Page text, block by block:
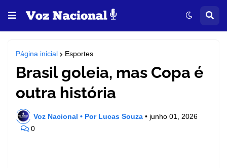
Página inicial Esportes
Brasil goleia, mas Copa é
outra história
Voz Nacional • Por Lucas Souza • junho 01, 2026
0